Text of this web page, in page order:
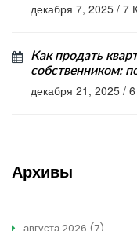
декабря 7, 2025 / 7
Как продать
собственником:
декабря 21, 2025 /
Архивы